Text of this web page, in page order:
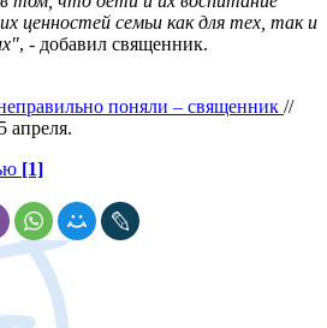
ценностей семьи как для тех, так и
, - добавил священник.
поняли – священник //
апреля.
[1]